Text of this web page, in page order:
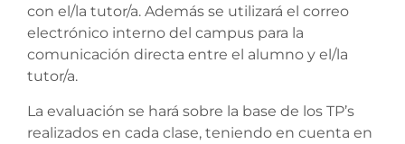
con el/la tutor/a. Además se utilizará el correo
electrónico interno del campus para la
comunicación directa entre el alumno y el/la
tutor/a.
La evaluación se hará sobre la base de los TP’s
realizados en cada clase, teniendo en cuenta en